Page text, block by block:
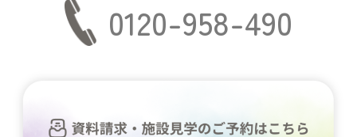
0120-958-490